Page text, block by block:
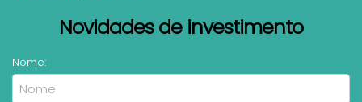
Novidades de investimento
Nome: